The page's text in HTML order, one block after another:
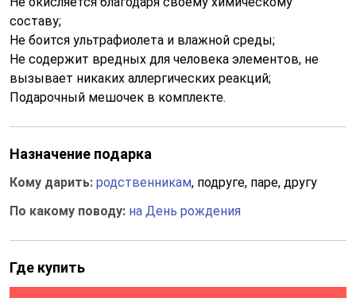
составу;
Не боится ультрафиолета и влажной среды;
Не содержит вредных для человека элементов, не
вызывает никаких аллергических реакций;
Подарочный мешочек в комплекте.
Назначение подарка
Кому дарить: родственникам, подруге, паре, другу
По какому поводу: на День рождения
Где купить